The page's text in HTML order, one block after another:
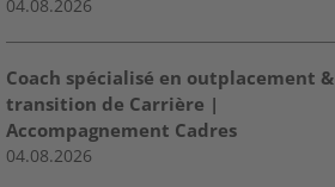
04.08.2026
Coach spécialisé en outplacement &
transition de Carrière |
Accompagnement Cadres
04.08.2026